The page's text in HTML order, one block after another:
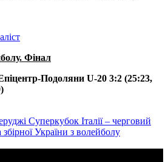
Фінал
Подоляни U-20 3:2 (25:23,
Суперкубок Італії – черговий
України з волейболу